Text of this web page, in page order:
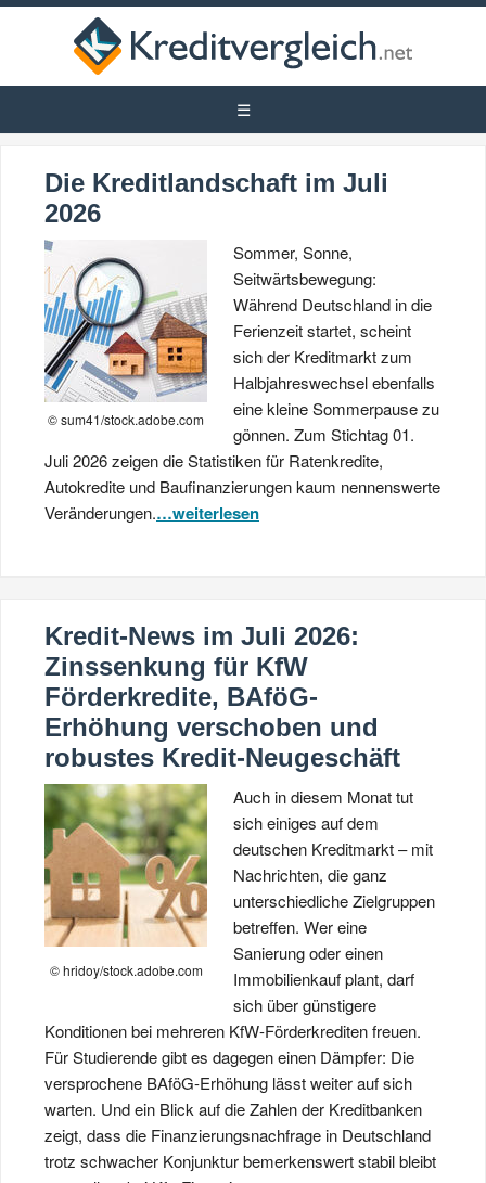
Die Kreditlandschaft im Juli
2026
© sum41/stock.adobe.com
Sommer, Sonne,
Seitwärtsbewegung:
Während Deutschland in die
Ferienzeit startet, scheint
sich der Kreditmarkt zum
Halbjahreswechsel ebenfalls
eine kleine Sommerpause zu
gönnen. Zum Stichtag 01.
Juli 2026 zeigen die Statistiken für Ratenkredite,
Autokredite und Baufinanzierungen kaum nennenswerte
Veränderungen.…weiterlesen
Kredit-News im Juli 2026:
Zinssenkung für KfW
Förderkredite, BAföG-
Erhöhung verschoben und
robustes Kredit-Neugeschäft
© hridoy/stock.adobe.com
Auch in diesem Monat tut
sich einiges auf dem
deutschen Kreditmarkt – mit
Nachrichten, die ganz
unterschiedliche Zielgruppen
betreffen. Wer eine
Sanierung oder einen
Immobilienkauf plant, darf
sich über günstigere
Konditionen bei mehreren KfW-Förderkrediten freuen.
Für Studierende gibt es dagegen einen Dämpfer: Die
versprochene BAföG-Erhöhung lässt weiter auf sich
warten. Und ein Blick auf die Zahlen der Kreditbanken
zeigt, dass die Finanzierungsnachfrage in Deutschland
trotz schwacher Konjunktur bemerkenswert stabil bleibt